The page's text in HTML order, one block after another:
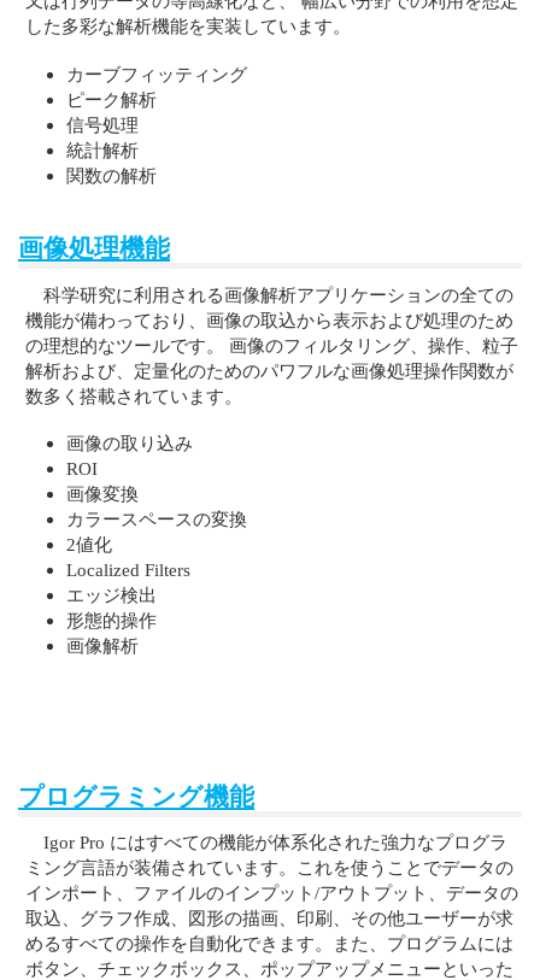
した多彩な解析機能を実装しています。
カーブフィッティング
ピーク解析
信号処理
統計解析
関数の解析
画像処理機能
科学研究に利用される画像解析アプリケーションの全ての
機能が備わっており、画像の取込から表示および処理のため
の理想的なツールです。 画像のフィルタリング、操作、粒子
解析および、定量化のためのパワフルな画像処理操作関数が
数多く搭載されています。
画像の取り込み
ROI
画像変換
カラースペースの変換
2値化
Localized Filters
エッジ検出
形態的操作
画像解析
プログラミング機能
Igor Pro にはすべての機能が体系化された強力なプログラ
ミング言語が装備されています。これを使うことでデータの
インポート、ファイルのインプット/アウトプット、データの
取込、グラフ作成、図形の描画、印刷、その他ユーザーが求
めるすべての操作を自動化できます。また、プログラムには
ボタン、チェックボックス、ポップアップメニューといった